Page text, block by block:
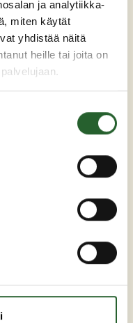
ja analytiikka-
miten käytät
yhdistää näitä
heille tai joita on
7